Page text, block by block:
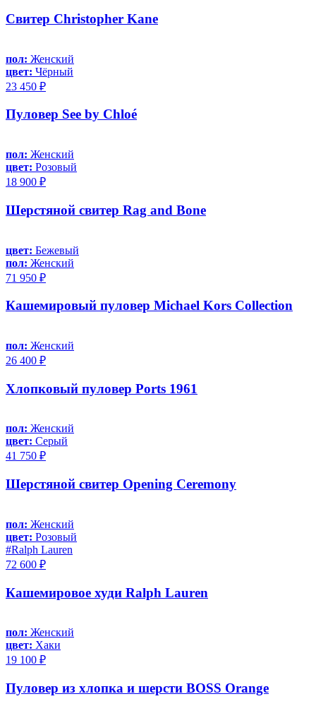
Свитер Christopher Kane
пол: Женский
цвет: Чёрный
23 450 ₽
Пуловер See by Chloé
пол: Женский
цвет: Розовый
18 900 ₽
Шерстяной свитер Rag and Bone
цвет: Бежевый
пол: Женский
71 950 ₽
Кашемировый пуловер Michael Kors Collection
пол: Женский
26 400 ₽
Хлопковый пуловер Ports 1961
пол: Женский
цвет: Серый
41 750 ₽
Шерстяной свитер Opening Ceremony
пол: Женский
цвет: Розовый
#Ralph Lauren
72 600 ₽
Кашемировое худи Ralph Lauren
пол: Женский
цвет: Хаки
19 100 ₽
Пуловер из хлопка и шерсти BOSS Orange